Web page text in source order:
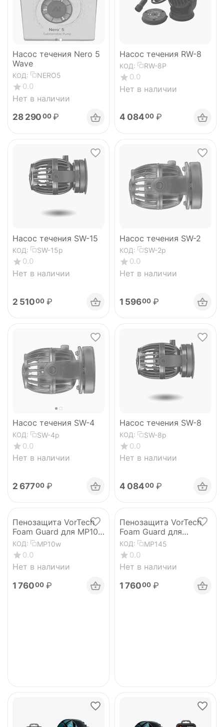
Насос течения Nero 5
Wave
КОД: NERO5
0.0
Нет в наличии
28 290 00 ₽
Насос течения RW-8
КОД: RW-8P
0.0
Нет в наличии
4 08400 ₽
Насос течения SW-15
КОД: SW-15p
0.0
Нет в наличии
2 51000 ₽
Насос течения SW-2
КОД: SW-2p
0.0
Нет в наличии
1 59600 ₽
Насос течения SW-4
КОД: SW-4p
0.0
Нет в наличии
2 67700 ₽
Насос течения SW-8
КОД: SW-8p
0.0
Нет в наличии
4 08400 ₽
Пенозащита VorTech
Foam Guard для MP10
set of 2
КОД: MP10w
0.0
Нет в наличии
1 76000 ₽
Пенозащита VorTech
Foam Guard для
MP20/40 set of 3
КОД: MP145
0.0
Нет в наличии
1 76000 ₽